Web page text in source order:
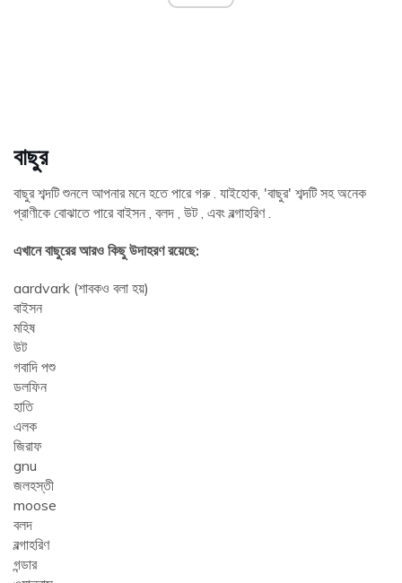
বাছুর
বাছুর শব্দটি শুনলে আপনার মনে হতে পারে গরু . যাইহোক, 'বাছুর' শব্দটি সহ অনেক
প্রাণীকে বোঝাতে পারে বাইসন , বলদ , উট , এবং বল্গাহরিণ .
এখানে বাছুরের আরও কিছু উদাহরণ রয়েছে:
aardvark (শাবকও বলা হয়)
বাইসন
মহিষ
উট
গবাদি পশু
ডলফিন
হাতি
এলক
জিরাফ
gnu
জলহস্তী
moose
বলদ
বল্গাহরিণ
গন্ডার